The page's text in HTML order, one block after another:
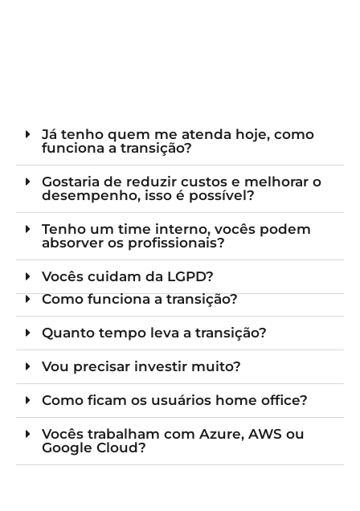
Já tenho quem me atenda hoje, como
funciona a transição?
Gostaria de reduzir custos e melhorar o
desempenho, isso é possível?
Tenho um time interno, vocês podem
absorver os profissionais?
Vocês cuidam da LGPD?
Como funciona a transição?
Quanto tempo leva a transição?
Vou precisar investir muito?
Como ficam os usuários home office?
Vocês trabalham com Azure, AWS ou
Google Cloud?